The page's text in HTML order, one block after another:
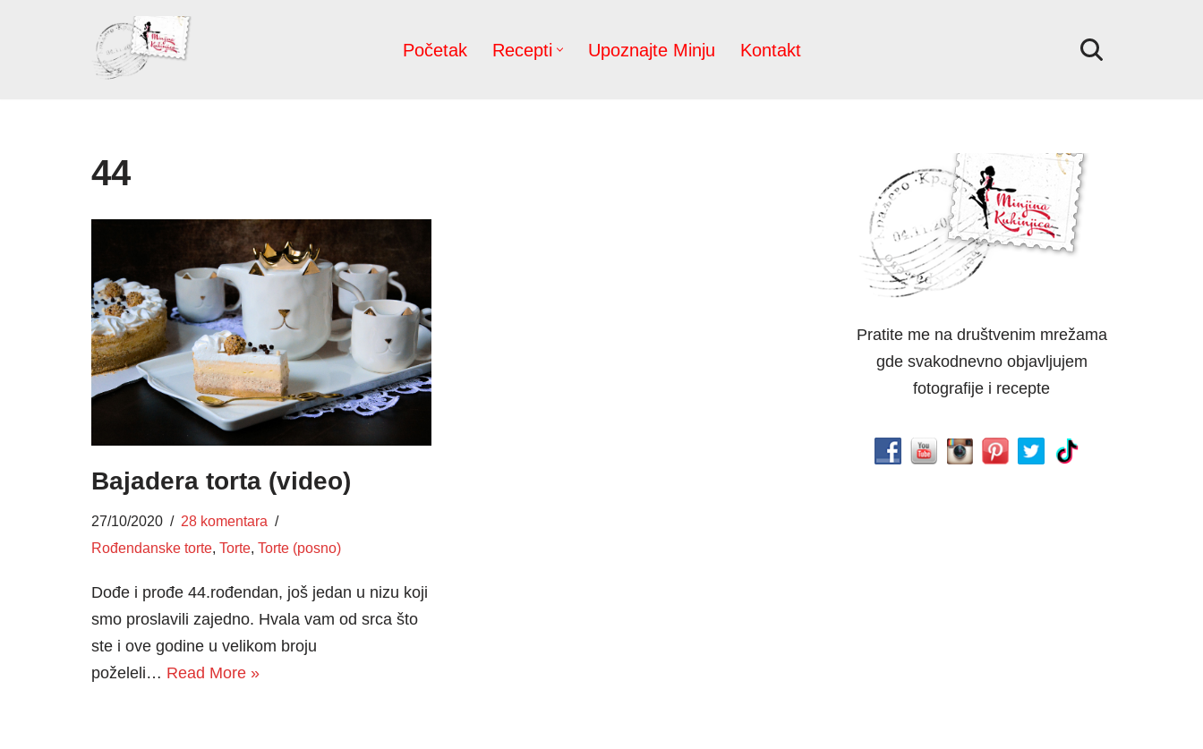
Početak Recepti Upoznajte Minju Kontakt
44
Bajadera torta (video)
27/10/2020
28 komentara
Rođendanske torte, Torte, Torte (posno)
Dođe i prođe 44.rođendan, još jedan u nizu koji
smo proslavili zajedno. Hvala vam od srca što
ste i ove godine u velikom broju
poželeli… Read More »
Pratite me na društvenim mrežama
gde svakodnevno objavljujem
fotografije i recepte